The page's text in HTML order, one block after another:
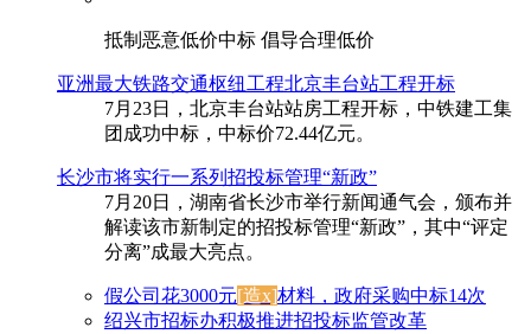
抵制恶意低价中标 倡导合理低价
亚洲最大铁路交通枢纽工程北京丰台站工程开标
7月23日，北京丰台站站房工程开标，中铁建工集
团成功中标，中标价72.44亿元。
长沙市将实行一系列招投标管理“新政”
7月20日，湖南省长沙市举行新闻通气会，颁布并
解读该市新制定的招投标管理“新政”，其中“评定
分离”成最大亮点。
假公司花3000元[造x]材料，政府采购中标14次
绍兴市招标办积极推进招投标监管改革